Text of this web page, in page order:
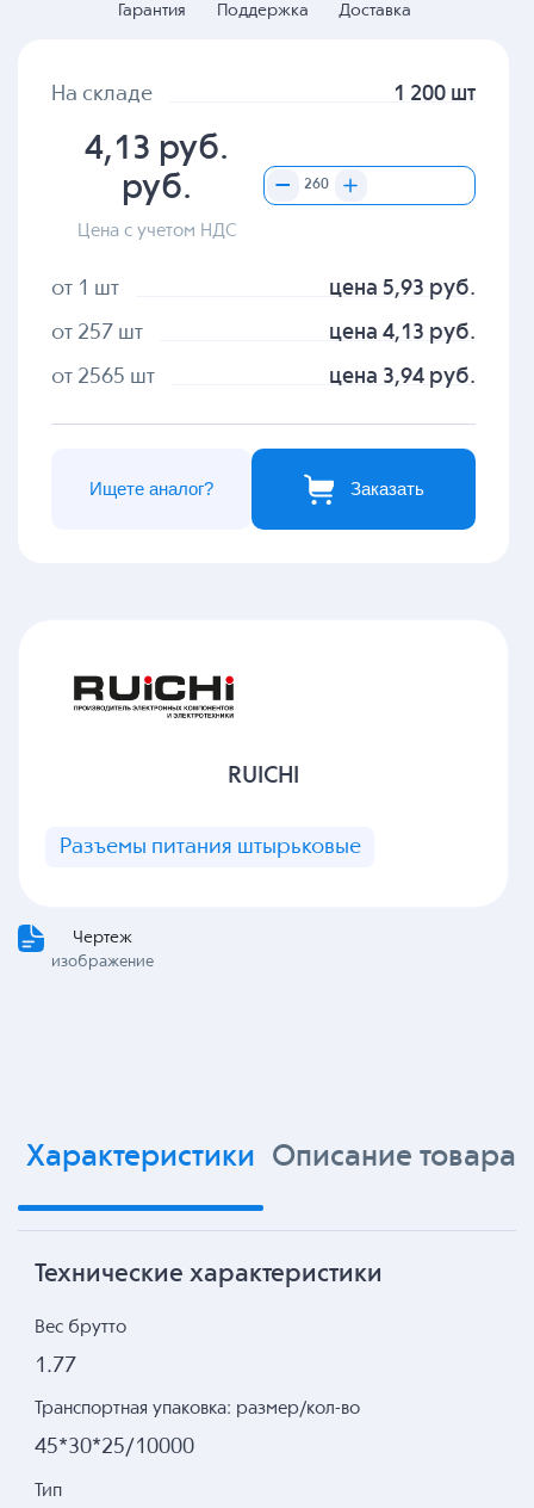
Гарантия Поддержка Доставка
На складе 1 200 шт
4,13 руб.
руб.
Цена с учетом НДС
от 1 шт цена 5,93 руб.
от 257 шт цена 4,13 руб.
от 2565 шт цена 3,94 руб.
Заказать
Ищете аналог?
RUICHI
Разъемы питания штырьковые
Чертеж
изображение
Характеристики Описание товара
Технические характеристики
Вес брутто
1.77
Транспортная упаковка: размер/кол-во
45*30*25/10000
Тип